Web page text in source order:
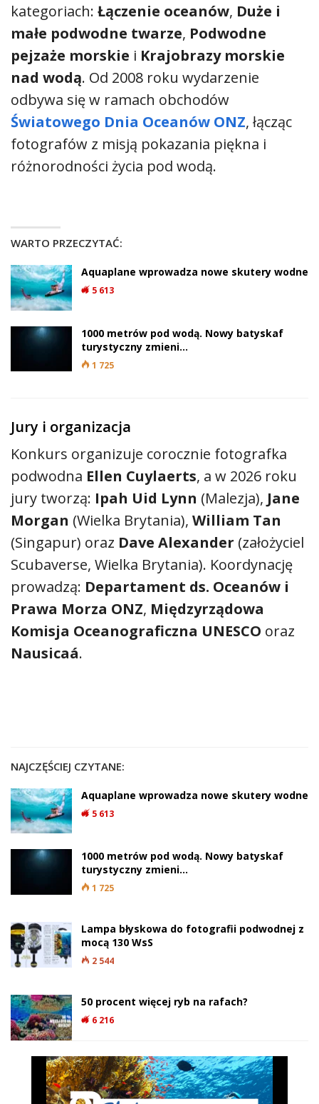
kategoriach: Łączenie oceanów, Duże i
małe podwodne twarze, Podwodne
pejzaże morskie i Krajobrazy morskie
nad wodą. Od 2008 roku wydarzenie
odbywa się w ramach obchodów
Światowego Dnia Oceanów ONZ, łącząc
fotografów z misją pokazania piękna i
różnorodności życia pod wodą.
WARTO PRZECZYTAĆ:
Aquaplane wprowadza nowe skutery wodne
5 613
1000 metrów pod wodą. Nowy batyskaf
turystyczny zmieni…
1 725
Jury i organizacja
Konkurs organizuje corocznie fotografka
podwodna Ellen Cuylaerts, a w 2026 roku
jury tworzą: Ipah Uid Lynn (Malezja), Jane
Morgan (Wielka Brytania), William Tan
(Singapur) oraz Dave Alexander (założyciel
Scubaverse, Wielka Brytania). Koordynację
prowadzą: Departament ds. Oceanów i
Prawa Morza ONZ, Międzyrządowa
Komisja Oceanograficzna UNESCO oraz
Nausicaá.
NAJCZĘŚCIEJ CZYTANE:
Aquaplane wprowadza nowe skutery wodne
5 613
1000 metrów pod wodą. Nowy batyskaf
turystyczny zmieni…
1 725
Lampa błyskowa do fotografii podwodnej z
mocą 130 WsS
2 544
50 procent więcej ryb na rafach?
6 216